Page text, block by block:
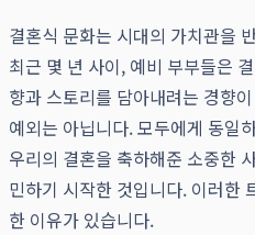
결혼식 문화는 시대의 가치관을
최근 몇 년 사이, 예비 부부들은
향과 스토리를 담아내려는 경향
예외는 아닙니다. 모두에게 동일
우리의 결혼을 축하해준 소중한
민하기 시작한 것입니다. 이러한
한 이유가 있습니다.